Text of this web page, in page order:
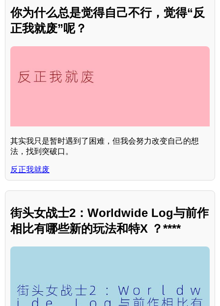
你为什么总是觉得自己不行，觉得“反
正我就废”呢？
其实我只是暂时遇到了困难，但我会努力改变自己的想
法，找到突破口。
反正我就废
街头女战士2：Worldwide Log与前作
相比有哪些新的玩法和特X ？****